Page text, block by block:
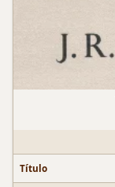
Título